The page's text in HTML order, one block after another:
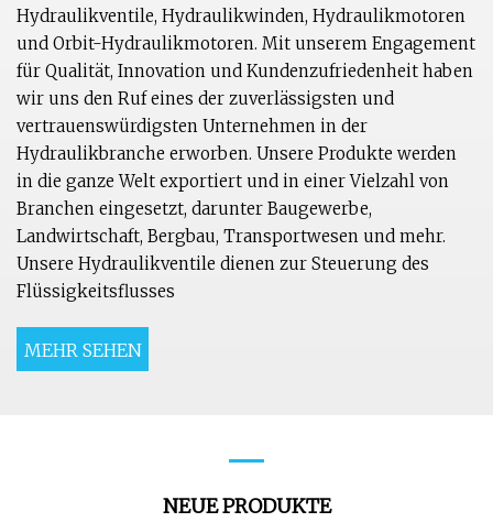
Hydraulikventile, Hydraulikwinden, Hydraulikmotoren
und Orbit-Hydraulikmotoren. Mit unserem Engagement
für Qualität, Innovation und Kundenzufriedenheit haben
wir uns den Ruf eines der zuverlässigsten und
vertrauenswürdigsten Unternehmen in der
Hydraulikbranche erworben. Unsere Produkte werden
in die ganze Welt exportiert und in einer Vielzahl von
Branchen eingesetzt, darunter Baugewerbe,
Landwirtschaft, Bergbau, Transportwesen und mehr.
Unsere Hydraulikventile dienen zur Steuerung des
Flüssigkeitsflusses
MEHR SEHEN
NEUE PRODUKTE